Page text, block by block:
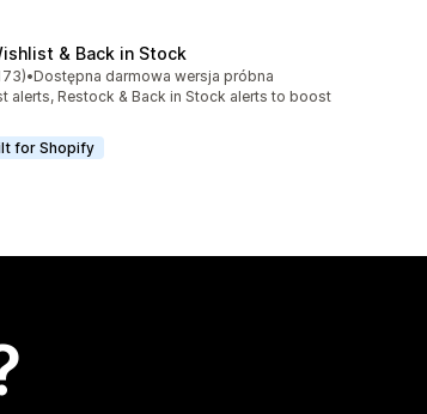
& Back in Stock
gwiazdek
liczba recenzji: 173
•Dostępna darmowa wersja próbna
alerts, Restock & Back in Stock alerts to boost
for Shopify